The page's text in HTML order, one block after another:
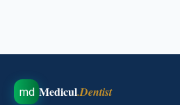
md Medicul.Dentist